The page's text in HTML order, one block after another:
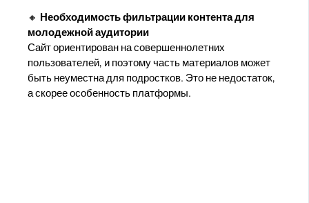
🔸 Необходимость фильтрации контента для
молодежной аудитории
Сайт ориентирован на совершеннолетних
пользователей, и поэтому часть материалов может
быть неуместна для подростков. Это не недостаток,
а скорее особенность платформы.